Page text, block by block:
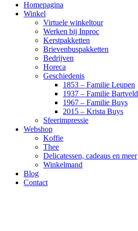
Homepagina
Winkel
Virtuele winkeltour
Werken bij Inproc
Kerstpakketten
Brievenbuspakketten
Bedrijven
Horeca
Geschiedenis
1853 – Familie Leupen
1937 – Familie Bartveld
1967 – Familie Buys
2015 – Krista Buys
Sfeerimpressie
Webshop
Koffie
Thee
Delicatessen, cadeaus en meer
Winkelmand
Blog
Contact